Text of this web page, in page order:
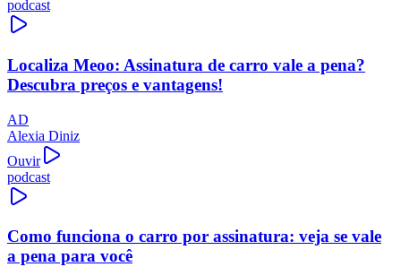
podcast
Localiza Meoo: Assinatura de carro vale a pena?
Descubra preços e vantagens!
AD
Alexia Diniz
Ouvir
podcast
Como funciona o carro por assinatura: veja se vale
a pena para você